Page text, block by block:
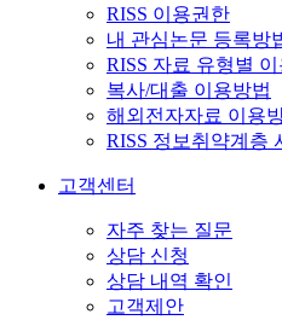
RISS 이용권한
내 관심논문 등록방
RISS 자료 유형별
복사/대출 이용방법
해외전자자료 이용
RISS 정보취약계층
고객센터
자주 찾는 질문
상담 신청
상담 내역 확인
고객제안